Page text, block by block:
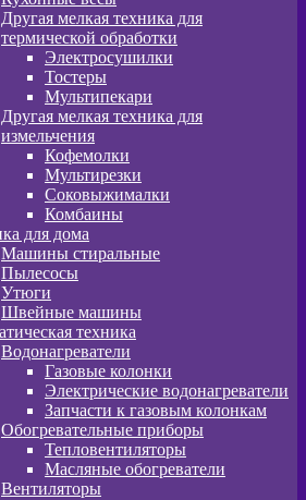
Другая мелкая техника для
термической обработки
Электросушилки
Тостеры
Мультипекари
Другая мелкая техника для
измельчения
Кофемолки
Мультирезки
Соковыжималки
Комбаины
для дома
Машины стиральные
Пылесосы
Утюги
Швейные машины
техника
Водонагреватели
Газовые колонки
Электрические водонагреватели
Запчасти к газовым колонкам
Обогревательные приборы
Тепловентиляторы
Масляные обогреватели
Вентиляторы